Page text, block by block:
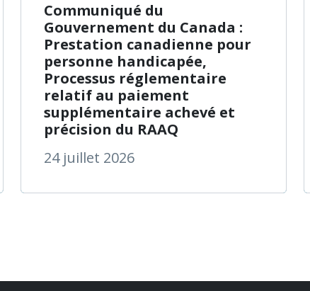
Communiqué du
Gouvernement du Canada :
Prestation canadienne pour
personne handicapée,
Processus réglementaire
relatif au paiement
supplémentaire achevé et
précision du RAAQ
24 juillet 2026